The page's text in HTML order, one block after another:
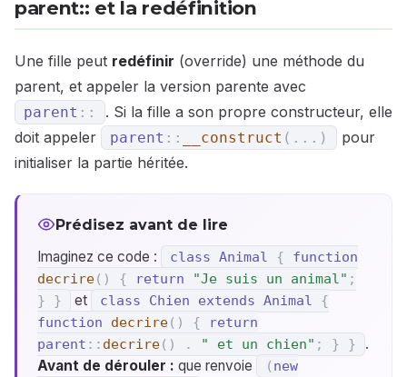
parent:: et la redéfinition
Une fille peut redéfinir (override) une méthode du
parent, et appeler la version parente avec
parent ::
. Si la fille a son propre constructeur, elle
doit appeler
parent :: __construct ( ... )
pour
initialiser la partie héritée.
Prédisez avant de lire
Imaginez ce code :
class Animal {
function
decrire( ) { return "Je suis un animal" ;
}
} et class Chien extends Animal
{
function
decrire( ) {
return
parent :: decrire( ) . " et un chien" ; } }
.
Avant de dérouler : que renvoie ( new